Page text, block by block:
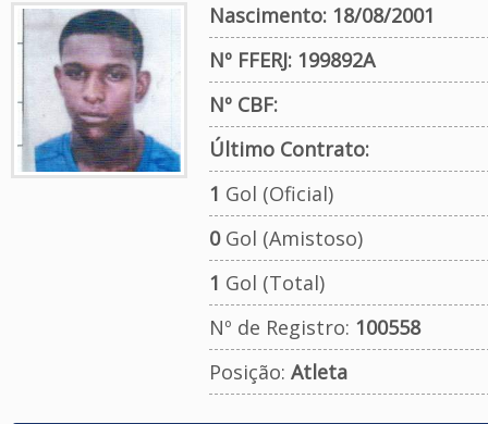
Nascimento: 18/08/2001
Nº FFERJ: 199892A
Nº CBF:
Último Contrato:
1 Gol (Oficial)
0Gol (Amistoso)
1 Gol (Total)
Nº de Registro: 100558
Posição: Atleta